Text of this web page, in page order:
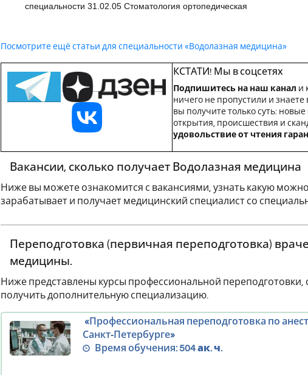
специальности 31.02.05 Стоматология ортопедическая
Посмотрите ещё статьи для специальности «Водолазная медицина»
КСТАТИ! Мы в соцсетях
Подпишитесь на наш канал и
ничего не пропустили и знаете
вы получите только суть:
открытия, происшествия и
удовольствие от чтения
Вакансии, сколько получает Водолазная медицина
Ниже вы можете ознакомится с вакансиями, узнать какую
зарабатывает и получает медицинский специалист со
Переподготовка (первичная переподготовка)
медицины.
Ниже представлены курсы профессиональной
получить дополнительную специализацию.
«Профессиональная переподготовка по
Санкт‑Петербурге»
Время обучения:504 ак. ч.